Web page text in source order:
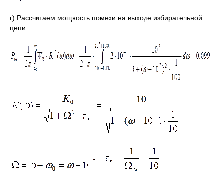
г) Рассчитаем мощность помехи на выходе избирательной
цепи: